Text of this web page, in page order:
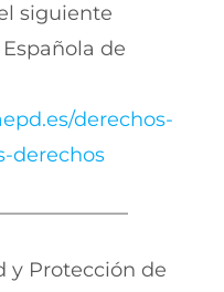
siguiente
de
derechos-
derechos
y Protección de